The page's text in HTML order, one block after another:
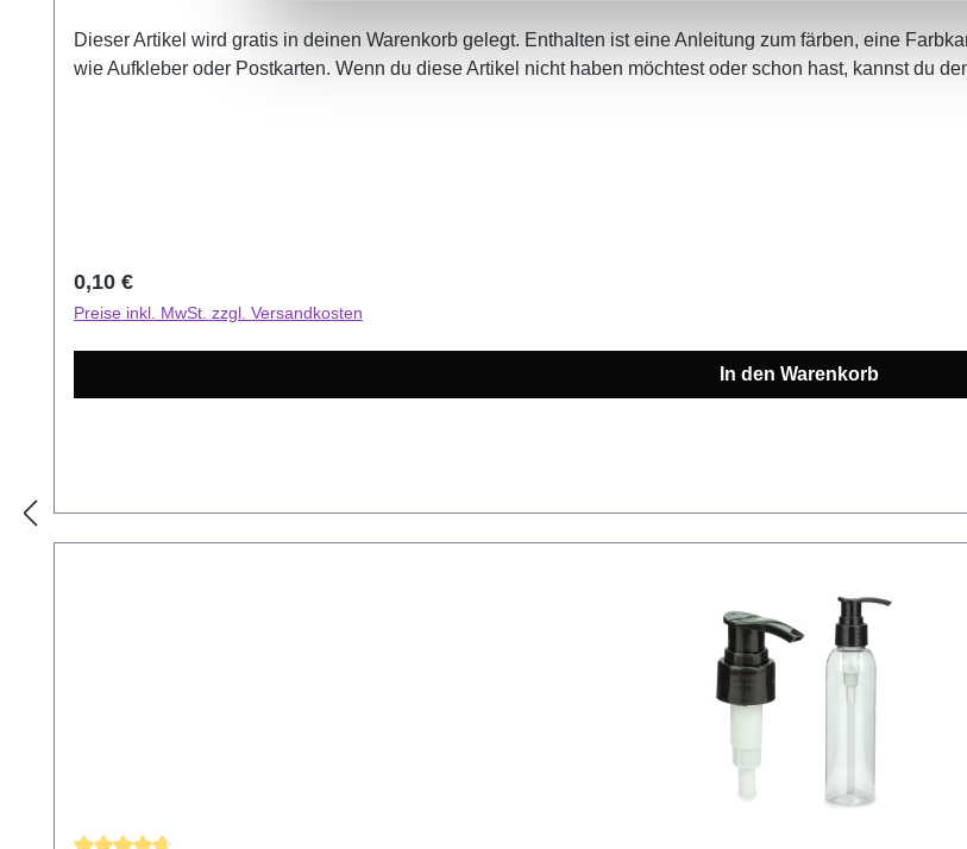
Dieser Artikel wird gratis in deinen Warenkorb gelegt. Enthalten ist eine Anleitung zum färben, eine
wie Aufkleber oder Postkarten. Wenn du diese Artikel nicht haben möchtest oder schon hast, kannst du
Regulärer Preis:
0,10 €
Preise inkl. MwSt. zzgl. Versandkosten
In den Warenkorb